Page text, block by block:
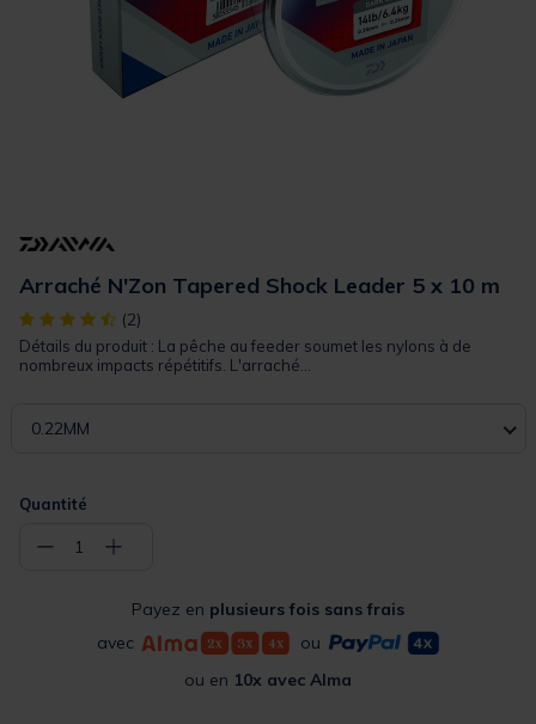
Arraché N'Zon Tapered Shock Leader 5 x 10 m
[object Object] out of 5 Customer Rating
(2)
Détails du produit : La pêche au feeder soumet les nylons à de
nombreux impacts répétitifs. L'arraché...
0.22MM
Quantité
− 1 +
Payez en plusieurs fois sans frais
avec
ou
ou en 10x avec Alma